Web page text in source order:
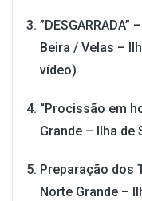
Beira / Velas –
vídeo)
“Procissão em
Grande – Ilha
Preparação dos
Norte Grande –